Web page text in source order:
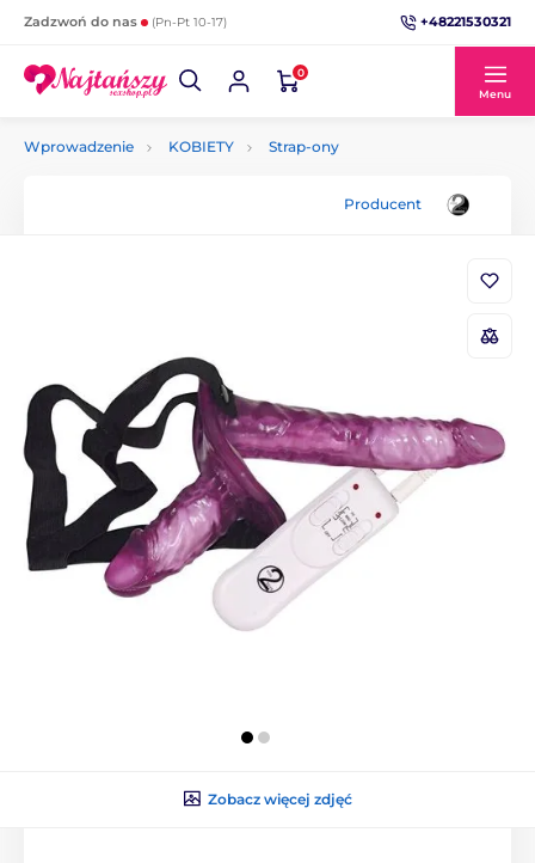
Zadzwoń do nas (Pn-Pt 10-17) +48221530321
0
Menu
Wprowadzenie KOBIETY Strap-ony
Producent
Zobacz więcej zdjęć